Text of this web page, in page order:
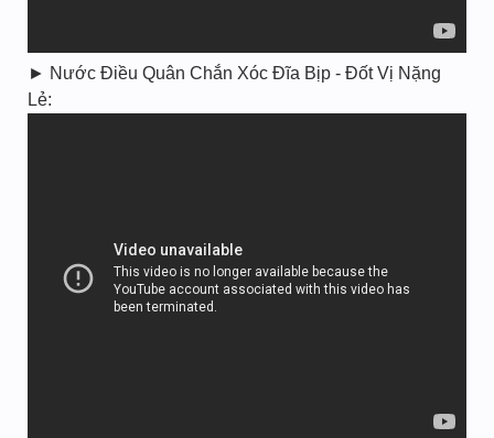
► Nước Điều Quân Chắn Xóc Đĩa Bịp - Đốt Vị Nặng
Lẻ: